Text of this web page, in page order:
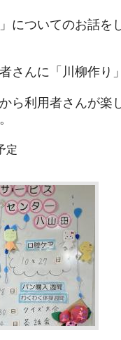
についてのお話を
さんに「川柳作り
ら利用者さんが楽
定